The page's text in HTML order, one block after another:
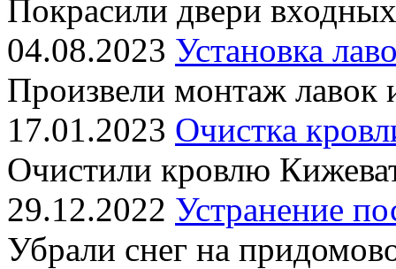
Покрасили двери
04.08.2023 Установка
Произвели монтаж
17.01.2023 Очистка
Очистили кровлю
29.12.2022 Устранение
Убрали снег на